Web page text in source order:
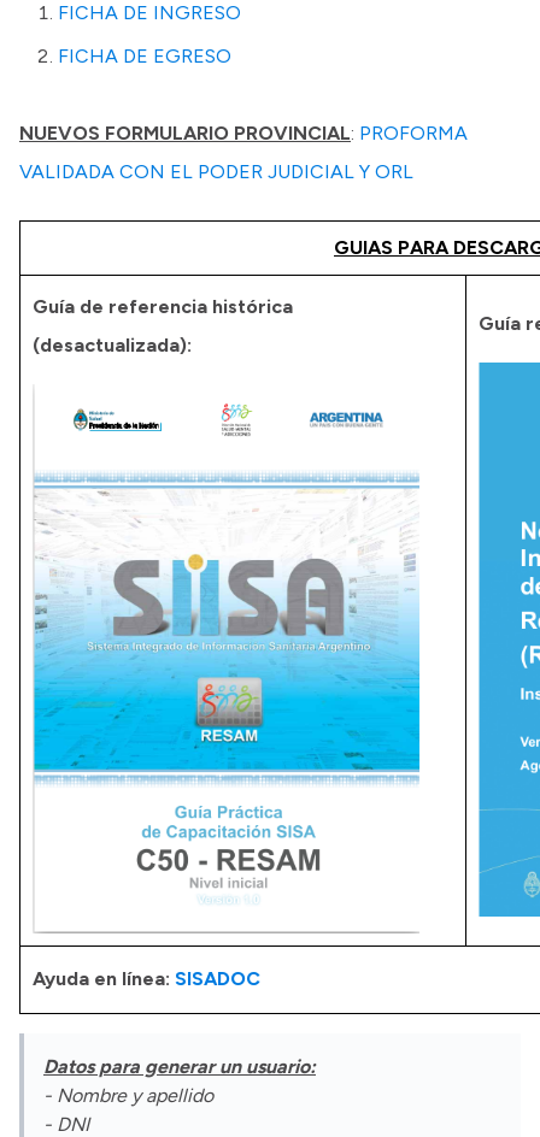
FICHA DE INGRESO
FICHA DE EGRESO
NUEVOS FORMULARIO PROVINCIAL: PROFORMA
VALIDADA CON EL PODER JUDICIAL Y ORL
GUIAS PARA
Guía de referencia histórica
(desactualizada):
Guía
Ayuda en línea: SISADOC
Datos para generar un usuario:
- Nombre y apellido
- DNI